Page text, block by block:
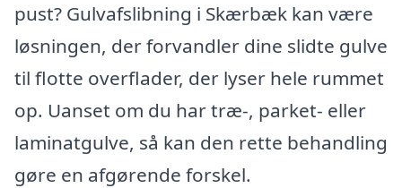
pust? Gulvafslibning i Skærbæk kan være
løsningen, der forvandler dine slidte gulve
til flotte overflader, der lyser hele rummet
op. Uanset om du har træ-, parket- eller
laminatgulve, så kan den rette behandling
gøre en afgørende forskel.